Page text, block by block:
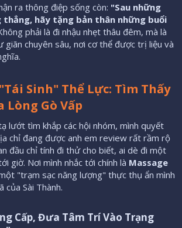
ra thông điệp sống còn: "Sau những
thẳng, hãy tặng bản thân những buổi
phải là đi nhậu nhẹt thâu đêm, mà là
giãn chuyên sâu, nơi cơ thể được trị liệu và
Sinh" Thể Lực: Tìm Thấy
Lòng Gò Vấp
lướt tìm khắp các hội nhóm, mình quyết
chỉ đang được anh em review rất rầm rộ
đầu chỉ tính đi thử cho biết, ai dè đi một
giờ. Nơi mình nhắc tới chính là Massage
"trạm sạc năng lượng" thực thụ ẩn mình
của Sài Thành.
Cấp, Đưa Tâm Trí Vào Trạng